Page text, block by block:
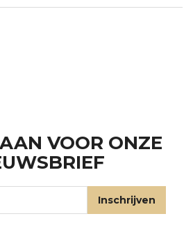
VOOR ONZE
Inschrijven